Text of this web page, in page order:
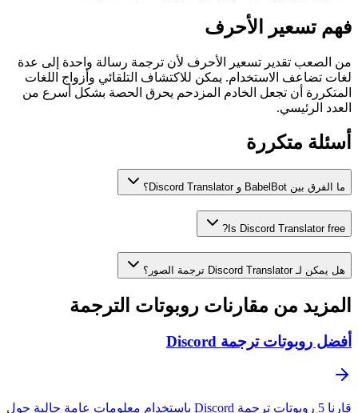
فهم تسعير الأحرف
من الصعب تقدير تسعير الأحرف لأن ترجمة رسالة واحدة إلى عدة
لغات تضاعف الاستخدام. يمكن للاكتشاف التلقائي وأزواج اللغات
المتكررة أن تجعل الخادم المزدحم يحرق الحصة بشكل أسرع من
العدد الرئيسي.
أسئلة متكررة
ما الفرق بين BabelBot و Discord Translator؟
Is Discord Translator free?
هل يمكن لـ Discord Translator ترجمة الصور؟
المزيد من مقارنات روبوتات الترجمة
أفضل روبوتات ترجمة Discord
قارنا 5 روبوتات ترجمة Discord باستخدام معلومات عامة حالية حول